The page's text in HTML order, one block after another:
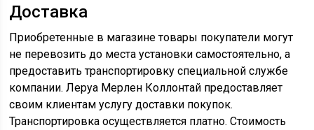
Доставка
Приобретенные в магазине товары покупатели могут
не перевозить до места установки самостоятельно, а
предоставить транспортировку специальной службе
компании. Леруа Мерлен Коллонтай предоставляет
своим клиентам услугу доставки покупок.
Транспортировка осуществляется платно. Стоимость